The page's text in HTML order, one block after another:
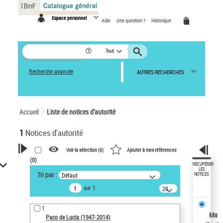
Espace personnel Aide Une question ? Historique
Tout
Recherche avancée AUTRES RECHERCHES
Accueil Liste de notices d’autorité
1 Notices d'autorité
VOTRE RECHERCHE
Recherche avancée dans les
notices d’autorité
Œuvres liées à l'auteur :
Paco de Lucía (1947-2014)
Voir la sélection (0) Ajouter à mes références
(0)
Tri par : Défaut
sur 1
20
résultats/page
1
Paco de Lucía (1947-2014)
RÉCUPÉRER
LES
NOTICES
Ma
Panneau de gestion des cookies